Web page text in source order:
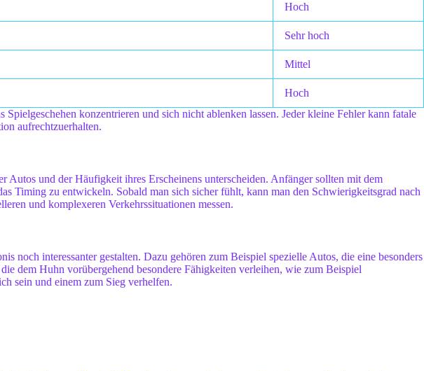
Hoch
Sehr hoch
Mittel
Hoch
konzentrieren und sich nicht ablenken lassen. Jeder kleine Fehler kann fatale
aufrechtzuerhalten.
und der Häufigkeit ihres Erscheinens unterscheiden. Anfänger sollten mit dem
Timing zu entwickeln. Sobald man sich sicher fühlt, kann man den Schwierigkeitsgrad nach
und komplexeren Verkehrssituationen messen.
noch interessanter gestalten. Dazu gehören zum Beispiel spezielle Autos, die eine besonders
dem Huhn vorübergehend besondere Fähigkeiten verleihen, wie zum Beispiel
sein und einem zum Sieg verhelfen.